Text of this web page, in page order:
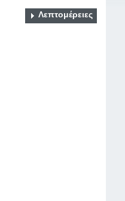
Λεπτομέρειες